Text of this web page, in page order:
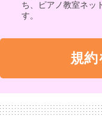
ち、ピアノ教室ネッ
す。